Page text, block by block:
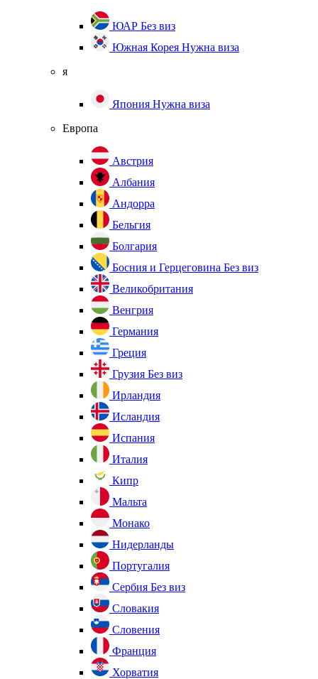
ЮАР Без виз
Южная Корея Нужна виза
я
Япония Нужна виза
Европа
Австрия
Албания
Андорра
Бельгия
Болгария
Босния и Герцеговина Без виз
Великобритания
Венгрия
Германия
Греция
Грузия Без виз
Ирландия
Исландия
Испания
Италия
Кипр
Мальта
Монако
Нидерланды
Португалия
Сербия Без виз
Словакия
Словения
Франция
Хорватия